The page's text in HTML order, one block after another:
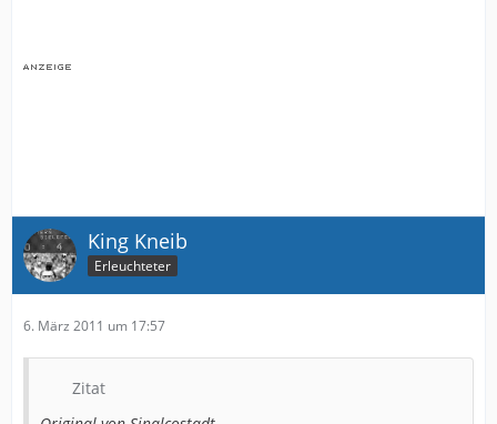
King Kneib
Erleuchteter
6. März 2011 um 17:57
Zitat